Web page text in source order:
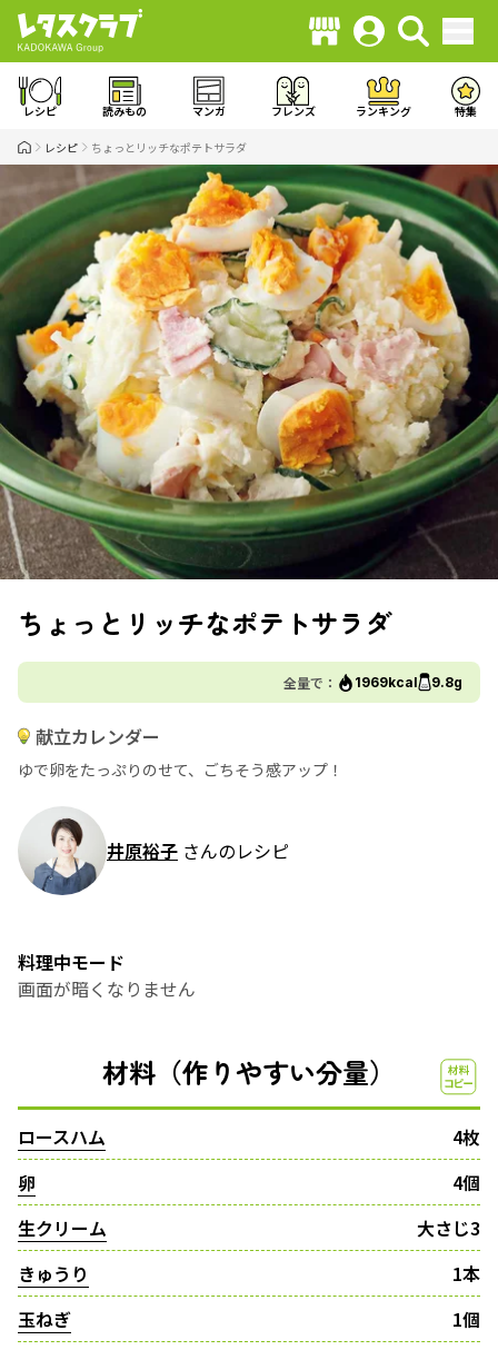
レシピ 読みもの マンガ フレンズ ランキング 特集
レシピ ちょっとリッチなポテトサラダ
ちょっとリッチなポテトサラダ
全量で： 1969kcal 9.8g
献立カレンダー
ゆで卵をたっぷりのせて、ごちそう感アップ！
井原裕子 さんのレシピ
料理中モード
画面が暗くなりません
材料（作りやすい分量）
ロースハム
4枚
卵
4個
生クリーム
大さじ3
きゅうり
1本
玉ねぎ
1個